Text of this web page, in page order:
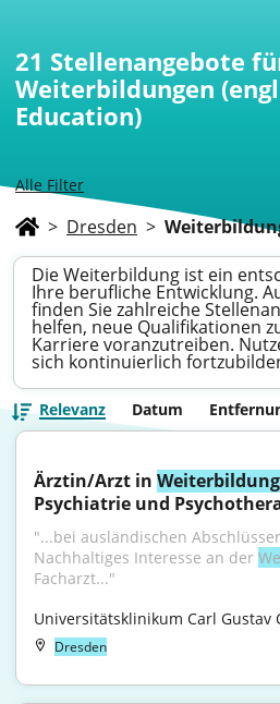
Alle Filter
21 Stellenangebote
Weiterbildungen
Education)
> Dresden >
Die Weiterbildung ist ein
Ihre berufliche Entwicklung.
finden Sie zahlreiche
helfen, neue Qualifikationen
Karriere voranzutreiben.
sich kontinuierlich
Relevanz Datum
Ärztin/Arzt in Weiterbildung
Psychiatrie und
"...bei ausländischen
Nachhaltiges Interesse an der
Facharzt..."
Universitätsklinikum Carl Gustav
Dresden